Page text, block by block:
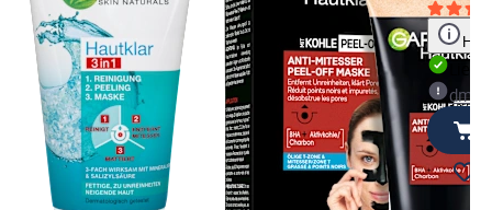
dm